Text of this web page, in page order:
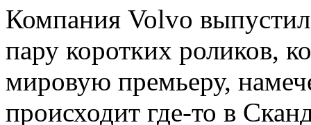
Компания Volvo
пару коротких роликов,
мировую премьеру,
происходит где-то в